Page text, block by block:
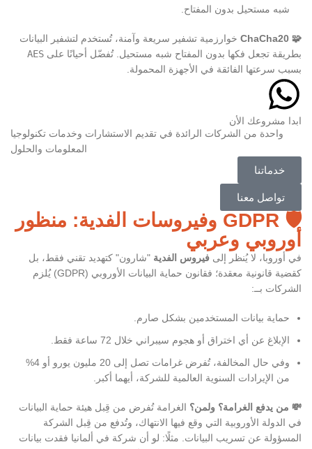
شبه مستحيل بدون المفتاح.
🧩 ChaCha20
خوارزمية تشفير سريعة وآمنة، تُستخدم لتشفير البيانات
بطريقة تجعل فكها بدون المفتاح شبه مستحيل. تُفضّل أحيانًا على AES
بسبب سرعتها الفائقة في الأجهزة المحمولة.
ابدا مشروعك الأن
واحدة من الشركات الرائدة في تقديم الاستشارات وخدمات تكنولوجيا
المعلومات والحلول
خدماتنا
تواصل معنا
🛡️ GDPR وفيروسات الفدية: منظور
أوروبي وعربي
في أوروبا، لا يُنظر إلى فيروس الفدية "شارون" كتهديد تقني فقط، بل
كقضية قانونية معقدة؛ فقانون حماية البيانات الأوروبي (GDPR) يُلزم
الشركات بــ:
حماية بيانات المستخدمين بشكل صارم.
الإبلاغ عن أي اختراق أو هجوم سيبراني خلال 72 ساعة فقط.
وفي حال المخالفة، تُفرض غرامات تصل إلى 20 مليون يورو أو 4%
من الإيرادات السنوية العالمية للشركة، أيهما أكبر.
💸 من يدفع الغرامة؟ ولمن؟ الغرامة تُفرض من قِبل هيئة حماية البيانات
في الدولة الأوروبية التي وقع فيها الانتهاك، وتُدفع من قِبل الشركة
المسؤولة عن تسريب البيانات. مثلًا: لو أن شركة في ألمانيا فقدت بيانات